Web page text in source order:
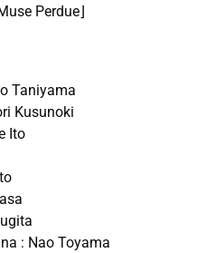
Perdue⌋
Taniyama
Kusunoki
Ito
: Nao Toyama